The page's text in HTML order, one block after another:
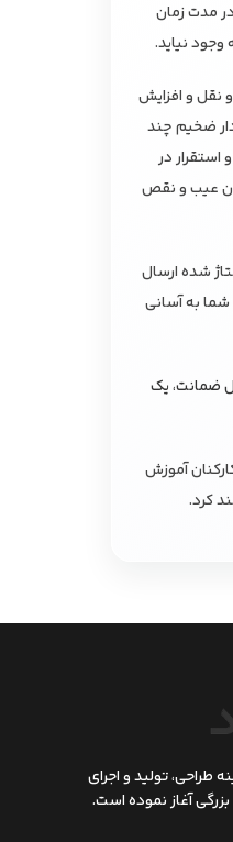
مدت زمان
نیاید.
و افزایش
ضخیم چند
استقرار در
عیب و نقص
شده ارسال
به آسانی
ضمانت، یک
آموزش
کرد.
در زمینه طراحی، تولید و اجرای
آغاز نموده است.